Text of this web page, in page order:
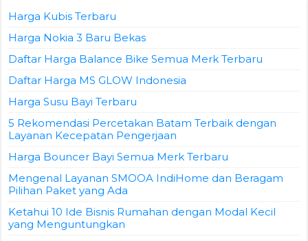
Harga Kubis Terbaru
Harga Nokia 3 Baru Bekas
Daftar Harga Balance Bike Semua Merk Terbaru
Daftar Harga MS GLOW Indonesia
Harga Susu Bayi Terbaru
5 Rekomendasi Percetakan Batam Terbaik dengan
Layanan Kecepatan Pengerjaan
Harga Bouncer Bayi Semua Merk Terbaru
Mengenal Layanan SMOOA IndiHome dan Beragam
Pilihan Paket yang Ada
Ketahui 10 Ide Bisnis Rumahan dengan Modal Kecil
yang Menguntungkan